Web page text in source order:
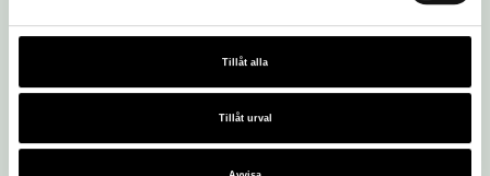
Tillåt alla
Tillåt urval
605 97 Norrköping